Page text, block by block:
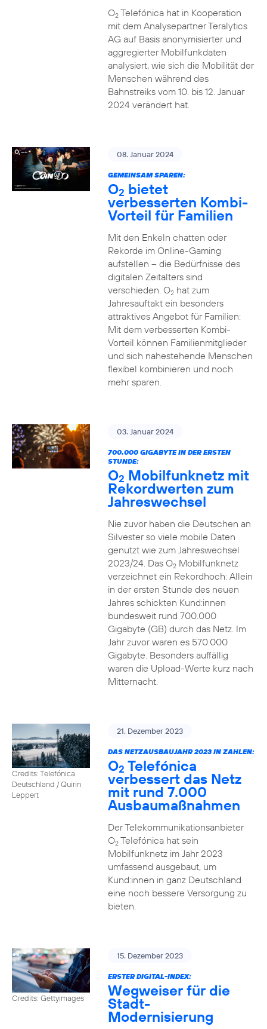
O2Telefónica hat in Kooperation
mit dem Analysepartner Teralytics
AG auf Basis anonymisierter und
aggregierter Mobilfunkdaten
analysiert, wie sich die Mobilität der
Menschen während des
Bahnstreiks vom 10. bis 12. Januar
2024 verändert hat.
08. Januar 2024
GEMEINSAM SPAREN:
O2 bietet
verbesserten Kombi-
Vorteil für Familien
Mit den Enkeln chatten oder
Rekorde im Online-Gaming
aufstellen – die Bedürfnisse des
digitalen Zeitalters sind
verschieden. O2hat zum
Jahresauftakt ein besonders
attraktives Angebot für Familien:
Mit dem verbesserten Kombi-
Vorteil können Familienmitglieder
und sich nahestehende Menschen
flexibel kombinieren und noch
mehr sparen.
03. Januar 2024
700.000 GIGABYTE IN DER ERSTEN
STUNDE:
O2 Mobilfunknetz mit
Rekordwerten zum
Jahreswechsel
Nie zuvor haben die Deutschen an
Silvester so viele mobile Daten
genutzt wie zum Jahreswechsel
2023/24. Das O2Mobilfunknetz
verzeichnet ein Rekordhoch: Allein
in der ersten Stunde des neuen
Jahres schickten Kund:innen
bundesweit rund 700.000
Gigabyte (GB) durch das Netz. Im
Jahr zuvor waren es 570.000
Gigabyte. Besonders auffällig
waren die Upload-Werte kurz nach
Mitternacht.
Credits: Telefónica
Deutschland / Quirin
Leppert
21. Dezember 2023
DAS NETZAUSBAUJAHR 2023 IN ZAHLEN:
O2 Telefónica
verbessert das Netz
mit rund 7.000
Ausbaumaßnahmen
Der Telekommunikationsanbieter
O2Telefónica hat sein
Mobilfunknetz im Jahr 2023
umfassend ausgebaut, um
Kund:innen in ganz Deutschland
eine noch bessere Versorgung zu
bieten.
Credits: Gettyimages
15. Dezember 2023
ERSTER DIGITAL-INDEX:
Wegweiser für die
Stadt-
Modernisierung